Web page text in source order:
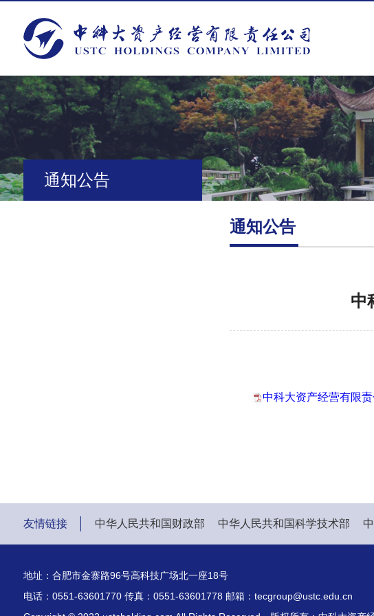
通知公告
通知公告
中
中科大资产经营有限
友情链接 中华人民共和国财政部 中华人民共和国科学技术部
地址：合肥市金寨路96号高科技广场北一座18号
电话：0551-63601770 传真：0551-63601778 邮箱：tecgroup@ustc.edu.cn